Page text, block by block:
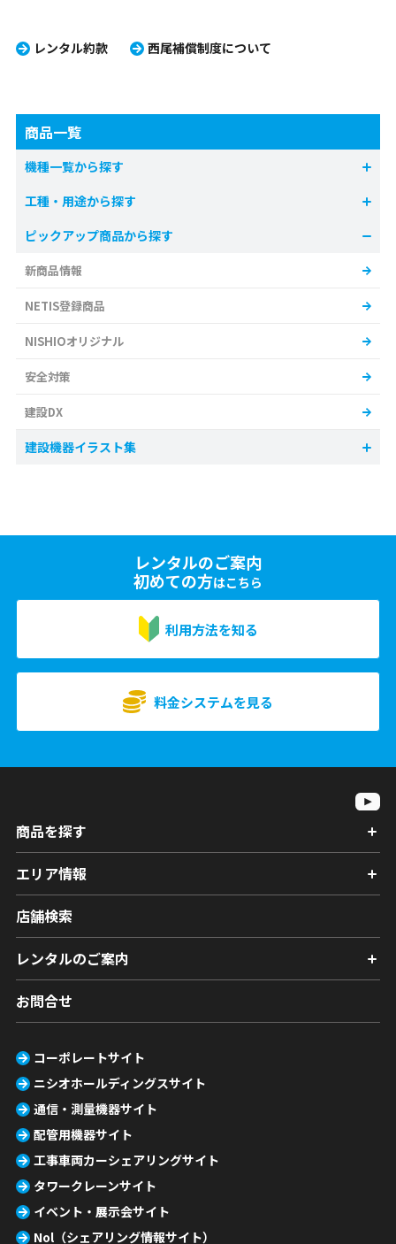
レンタル約款 西尾補償制度について
商品一覧
機種一覧から探す
工種・用途から探す
ピックアップ商品から探す
新商品情報
NETIS登録商品
NISHIOオリジナル
安全対策
建設DX
建設機器イラスト集
レンタルのご案内
初めての方はこちら
利用方法を知る
料金システムを見る
商品を探す
エリア情報
店舗検索
レンタルのご案内
お問合せ
コーポレートサイト
ニシオホールディングスサイト
通信・測量機器サイト
配管用機器サイト
工事車両カーシェアリングサイト
タワークレーンサイト
イベント・展示会サイト
Nol（シェアリング情報サイト）